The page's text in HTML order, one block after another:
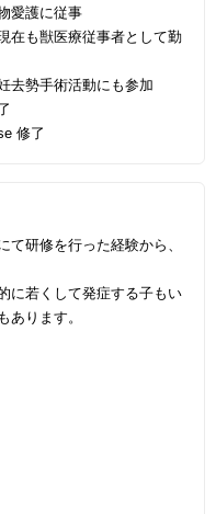
愛護に従事
在も獣医療従事者として勤
去勢手術活動にも参加
修了
て研修を行った経験から、
に若くして発症する子もい
あります。